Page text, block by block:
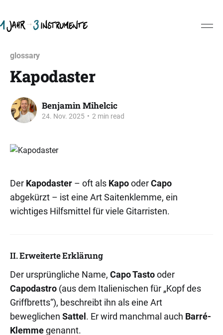
glossary
Kapodaster
Benjamin Mihelcic
24. Nov. 2025 • 2 min read
Der Kapodaster – oft als KapooderCapo
abgekürzt – ist eine Art Saitenklemme, ein
wichtiges Hilfsmittel für viele Gitarristen.
II. Erweiterte Erklärung
Der ursprüngliche Name, Capo Tastooder
Capodastro (aus dem Italienischen für „Kopf des
Griffbretts“), beschreibt ihn als eine Art
beweglichen Sattel . Er wird manchmal auch Barré-
Klemmegenannt.